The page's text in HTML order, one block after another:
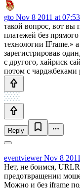
gto Nov 8 2011 at 07:53
такой вопрос, вот вы
платежей без
технологии IFrame.»
зарегистрировав
с другого, хайриск
потом с чарджбеками
Reply
eventviewerNov 8
Нет, не боимся,
предотвращении
Можно и без iframe